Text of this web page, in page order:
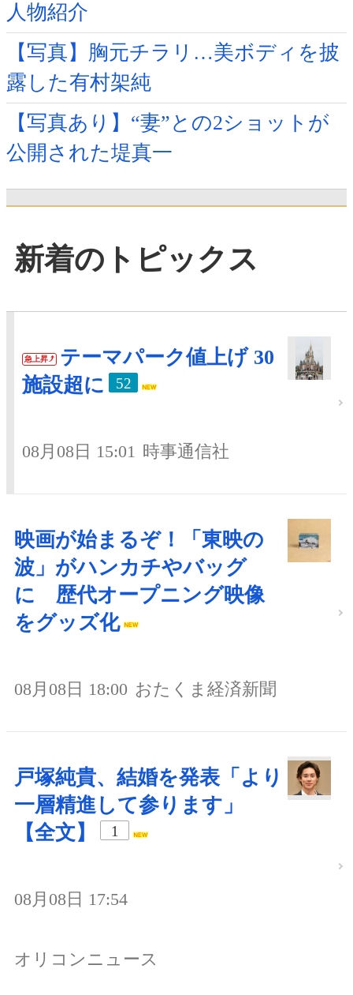
人物紹介
【写真】胸元チラリ…美ボディを披
露した有村架純
【写真あり】“妻”との2ショットが
公開された堤真一
新着のトピックス
急上昇
テーマパーク値上げ 30
施設超に
52
08月08日 15:01 時事通信社
映画が始まるぞ！「東映の
波」がハンカチやバッグ
に 歴代オープニング映像
をグッズ化
08月08日 18:00 おたくま経済新聞
戸塚純貴、結婚を発表「より
一層精進して参ります」
【全文】
1
08月08日 17:54
オリコンニュース